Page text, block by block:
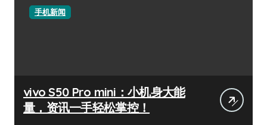
手机新闻
vivo S50 Pro mini：小机身大能
量，资讯一手轻松掌控！